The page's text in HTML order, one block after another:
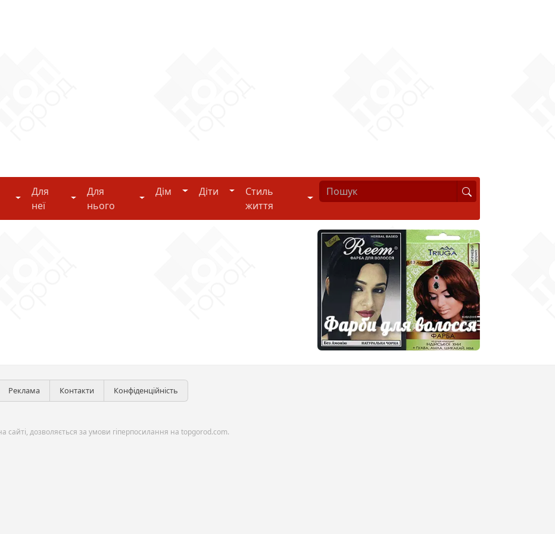
Hi-tech
Для
неї
Для неї
Для
нього
Для нього
Дім Дім Діти ДітиСтиль
життя
Стиль життя
Реклама Контакти Конфіденційність
сайті, дозволяється за умови гіперпосилання на topgorod.com.